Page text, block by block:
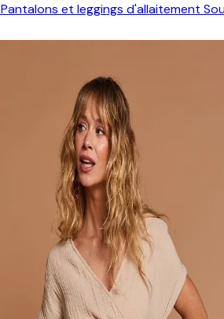
Pantalons et leggings d'allaitement